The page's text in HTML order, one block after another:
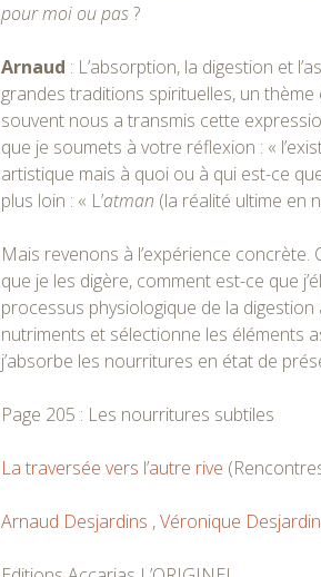
pour moi ou pas?
Arnaud : L’absorption, la digestion et
grandes traditions spirituelles, un
souvent nous a transmis cette
que je soumets à votre réflexion : «
artistique mais à quoi ou à qui est-ce
plus loin : « L’atman (la réalité ultime en
Mais revenons à l’expérience
que je les digère, comment est-ce que
processus physiologique de la
nutriments et sélectionne les éléments
j’absorbe les nourritures en état de
Page 205 : Les nourritures subtiles
La traversée vers l’autre rive
Arnaud Desjardins ,Véronique